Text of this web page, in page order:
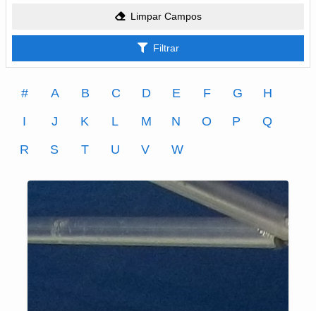
Limpar Campos
Filtrar
# A B C D E F G
H
I
J K L M N O P
Q
R
S T U V W